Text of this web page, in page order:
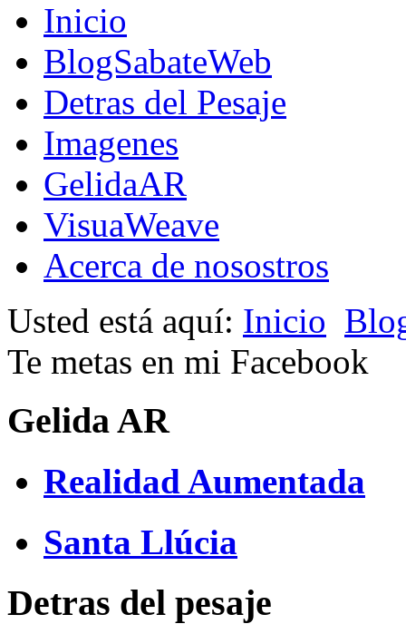
Inicio
BlogSabateWeb
Detras del Pesaje
Imagenes
GelidaAR
VisuaWeave
Acerca de nosostros
Usted está aquí: Inicio
Te metas en mi Facebook
Gelida AR
Realidad Aumentada
Santa Llúcia
Detras del pesaje